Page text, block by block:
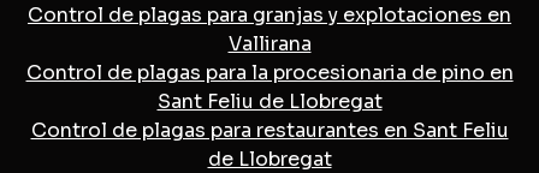
Control de plagas para granjas y explotaciones en
Vallirana
Control de plagas para la procesionaria de pino en
Sant Feliu de Llobregat
Control de plagas para restaurantes en Sant Feliu
de Llobregat